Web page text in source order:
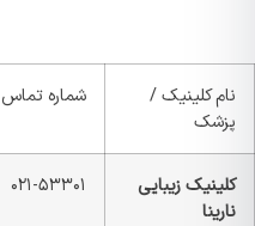
کلینیک /
شماره تماس
زیبایی
۰۲۱-۵۳۳۰۱